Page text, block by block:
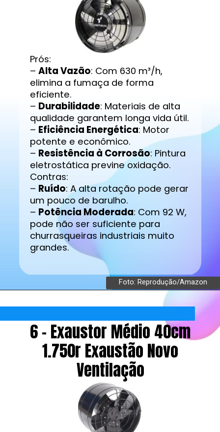
Prós:
– Alta Vazão: Com 630 m³/h,
elimina a fumaça de forma
eficiente.
– Durabilidade: Materiais de alta
qualidade garantem longa vida útil.
– Eficiência Energética: Motor
potente e econômico.
– Resistência à Corrosão: Pintura
eletrostática previne oxidação.
Contras:
– Ruído: A alta rotação pode gerar
um pouco de barulho.
– Potência Moderada: Com 92 W,
pode não ser suficiente para
churrasqueiras industriais muito
grandes.
Foto: Reprodução/Amazon
6 - Exaustor Médio 40cm
1.750r Exaustão Novo
Ventilação